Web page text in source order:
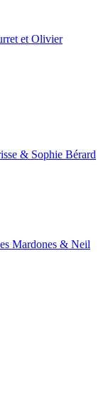
et Olivier
& Sophie Bérard
Mardones & Neil